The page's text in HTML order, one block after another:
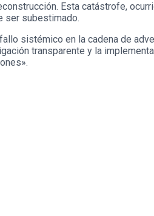
Esta catástrofe,
ser subestimado.
sistémico en la cadena de
transparente y la